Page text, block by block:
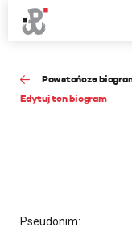
Powstańcze
Edytuj ten biogram
Pseudonim: